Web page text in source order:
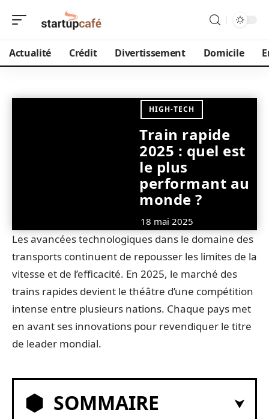
Actualité Crédit Divertissement Domicile
HIGH-TECH
Train rapide
2025 : quel est
le plus
performant au
monde ?
18 mai 2025
Les avancées technologiques dans le domaine des
transports continuent de repousser les limites de la
vitesse et de l’efficacité. En 2025, le marché des
trains rapides devient le théâtre d’une compétition
intense entre plusieurs nations. Chaque pays met
en avant ses innovations pour revendiquer le titre
de leader mondial.
SOMMAIRE